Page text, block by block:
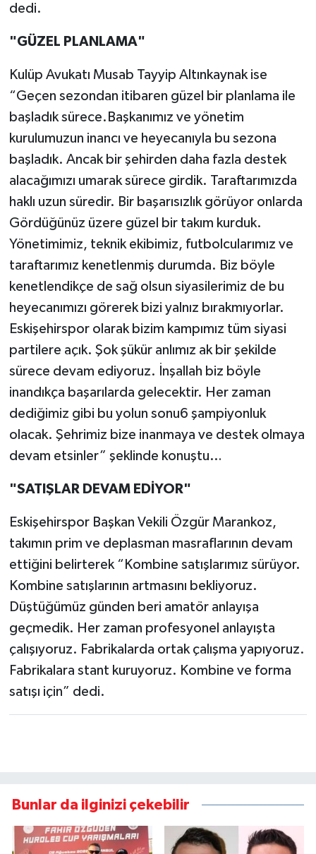
dedi.
"GÜZEL PLANLAMA"
Kulüp Avukatı Musab Tayyip Altınkaynak ise
“Geçen sezondan itibaren güzel bir planlama ile
başladık sürece.Başkanımız ve yönetim
kurulumuzun inancı ve heyecanıyla bu sezona
başladık. Ancak bir şehirden daha fazla destek
alacağımızı umarak sürece girdik. Taraftarımızda
haklı uzun süredir. Bir başarısızlık görüyor onlarda
Gördüğünüz üzere güzel bir takım kurduk.
Yönetimimiz, teknik ekibimiz, futbolcularımız ve
taraftarımız kenetlenmiş durumda. Biz böyle
kenetlendikçe de sağ olsun siyasilerimiz de bu
heyecanımızı görerek bizi yalnız bırakmıyorlar.
Eskişehirspor olarak bizim kampımız tüm siyasi
partilere açık. Şok şükür anlımız ak bir şekilde
sürece devam ediyoruz. İnşallah biz böyle
inandıkça başarılarda gelecektir. Her zaman
dediğimiz gibi bu yolun sonu6 şampiyonluk
olacak. Şehrimiz bize inanmaya ve destek olmaya
devam etsinler” şeklinde konuştu…
"SATIŞLAR DEVAM EDİYOR"
Eskişehirspor Başkan Vekili Özgür Marankoz,
takımın prim ve deplasman masraflarının devam
ettiğini belirterek “Kombine satışlarımız sürüyor.
Kombine satışlarının artmasını bekliyoruz.
Düştüğümüz günden beri amatör anlayışa
geçmedik. Her zaman profesyonel anlayışta
çalışıyoruz. Fabrikalarda ortak çalışma yapıyoruz.
Fabrikalara stant kuruyoruz. Kombine ve forma
satışı için” dedi.
Bunlar da ilginizi çekebilir